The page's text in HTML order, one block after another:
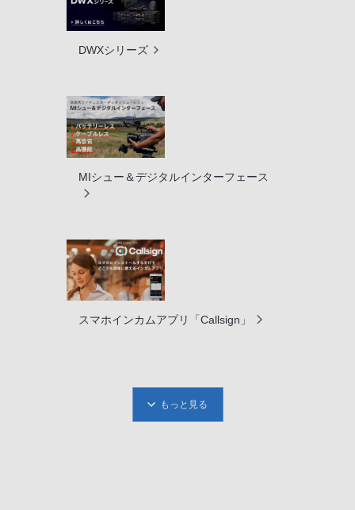
DWXシリーズ
MIシュー＆デジタルインターフェース
スマホインカムアプリ「Callsign」
もっと見る